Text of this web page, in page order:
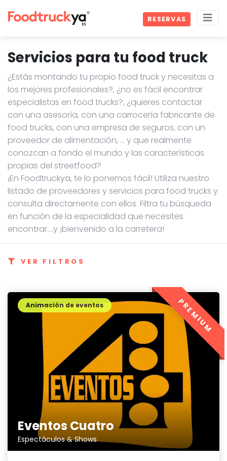
RESERVAS
Servicios para tu food truck
¿Estás montando tu propio food truck y necesitas a
los mejores profesionales?, ¿no es fácil encontrar
especialistas en food trucks?, ¿quieres contactar
con una asesoría, con una carrocería fabricante de
food trucks, con una empresa de seguros, con un
proveedor de alimentación, … y que realmente
conozcan a fondo el mundo y las características
propias del streetfood?
¡En Foodtruckya, te lo ponemos fácil! Utiliza nuestro
listado de proveedores y servicios para food trucks y
consulta directamente con ellos. Filtra tu búsqueda
en función de la especialidad que necesites
encontrar....y ¡bienvenido a la carretera!
VER FILTROS
Eventos Cuatro
Espectáculos & Shows
Animación de eventos PREMIUM